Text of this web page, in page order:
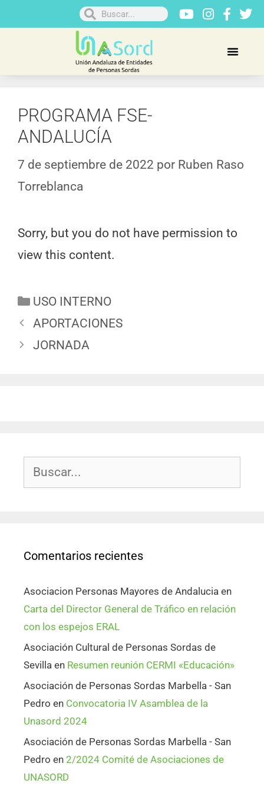
PROGRAMA FSE-
ANDALUCÍA
7 de septiembre de 2022 por Ruben Raso
Torreblanca
Sorry, but you do not have permission to
view this content.
USO INTERNO
APORTACIONES
JORNADA
Comentarios recientes
Asociacion Personas Mayores de Andalucia en
Carta del Director General de Tráfico en relación
con los espejos ERAL
Asociación Cultural de Personas Sordas de
Sevilla en Resumen reunión CERMI «Educación»
Asociación de Personas Sordas Marbella - San
Pedro en Convocatoria IV Asamblea de la
Unasord 2024
Asociación de Personas Sordas Marbella - San
Pedro en 2/2024 Comité de Asociaciones de
UNASORD